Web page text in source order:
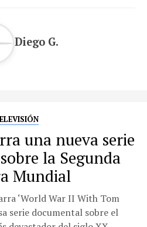
Diego G.
una nueva serie
la Segunda
Mundial
‘World War II With Tom
serie documental sobre el